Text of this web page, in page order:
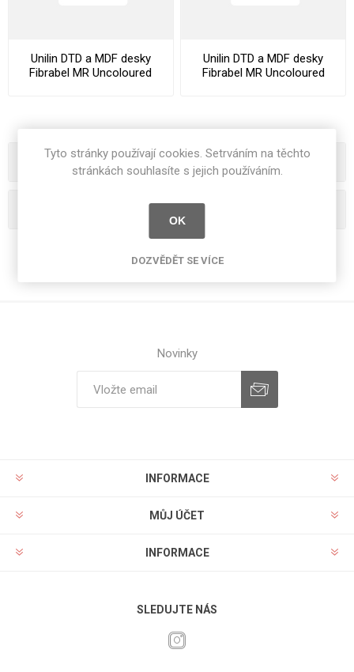
Unilin DTD a MDF desky
Fibrabel MR Uncoloured
Unilin DTD a MDF desky
Fibrabel MR Uncoloured
Kategorie
Novinky
INFORMACE
MŮJ ÚČET
INFORMACE
SLEDUJTE NÁS
Tyto stránky používají cookies. Setrváním na těchto
stránkách souhlasíte s jejich používáním.
OK
DOZVĚDĚT SE VÍCE